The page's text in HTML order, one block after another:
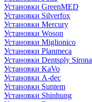
Установки GreenMED
Установки Silverfox
Установки Mercury
Установки Woson
Установки Miglionico
Установки Planmeca
Установки Dentsply Sirona
Установки KaVo
Установки A-dec
Установки Suntem
Установки Shinhung